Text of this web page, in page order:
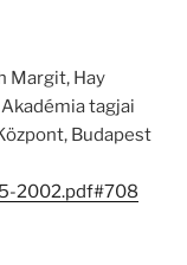
Margit, Hay
tagjai
Budapest
2002.pdf#708